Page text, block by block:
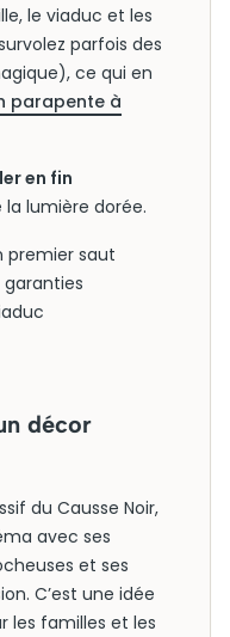
le viaduc et les
parfois des
ce qui en
parapente à
en fin
lumière dorée.
premier saut
garanties
décor
du Causse Noir,
avec ses
et ses
C’est une idée
les familles et les